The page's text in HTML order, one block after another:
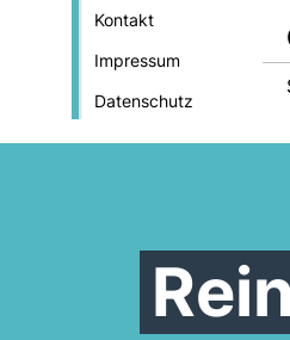
Kontakt
Impressum
Datenschutz